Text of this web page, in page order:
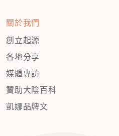
關於我們
創立起源
各地分享
媒體專訪
贊助大陰百科
凱娜品牌文